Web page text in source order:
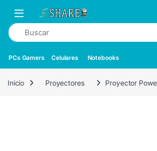
PCs Gamers Celulares Notebooks
Inicio Proyectores Proyector